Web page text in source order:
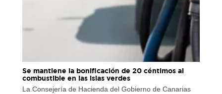
Se mantiene la bonificación de 20 céntimos al
combustible en las islas verdes
La Consejería de Hacienda del Gobierno de Canarias